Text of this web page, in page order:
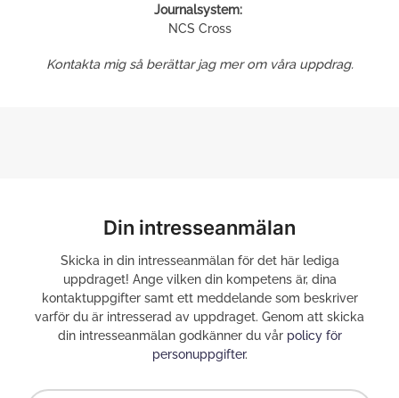
Journalsystem:
NCS Cross
Kontakta mig så berättar jag mer om våra uppdrag.
Din intresseanmälan
Skicka in din intresseanmälan för det här lediga
uppdraget! Ange vilken din kompetens är, dina
kontaktuppgifter samt ett meddelande som beskriver
varför du är intresserad av uppdraget. Genom att skicka
din intresseanmälan godkänner du vår policy för
personuppgifter.